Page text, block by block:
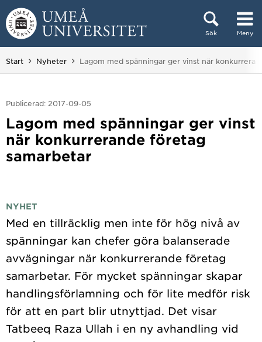
Hoppa direkt till innehållet
Sök Meny
Huvudmenyn dold.
Start Nyheter Du är här:
Lagom med spänningar ger vinst när
Publicerad: 2017-09-05
Lagom med spänningar ger vinst
när konkurrerande företag
samarbetar
NYHET
Med en tillräcklig men inte för hög nivå av
spänningar kan chefer göra balanserade
avvägningar när konkurrerande företag
samarbetar. För mycket spänningar skapar
handlingsförlamning och för lite medför risk
för att en part blir utnyttjad. Det visar
Tatbeeq Raza Ullah i en ny avhandling vid